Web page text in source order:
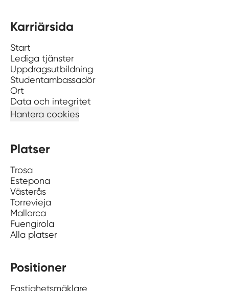
Karriärsida
Start
Lediga tjänster
Uppdragsutbildning
Studentambassadör
Ort
Data och integritet
Hantera cookies
Platser
Trosa
Estepona
Västerås
Torrevieja
Mallorca
Fuengirola
Alla platser
Positioner
Fastighetsmäklare